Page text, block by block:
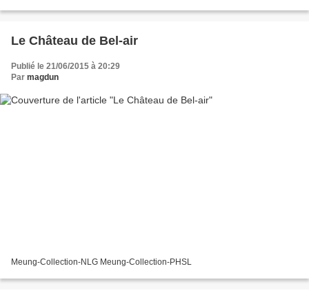
Le Château de Bel-air
Publié le 21/06/2015 à 20:29
Par magdun
Meung-Collection-NLG Meung-Collection-PHSL